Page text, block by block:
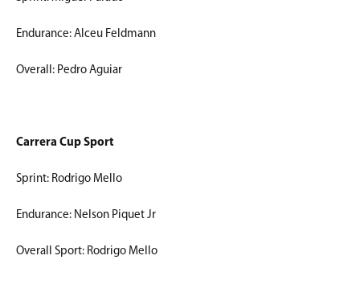
Endurance: Alceu Feldmann
Overall: Pedro Aguiar
Carrera Cup Sport
Sprint: Rodrigo Mello
Endurance: Nelson Piquet Jr
Overall Sport: Rodrigo Mello